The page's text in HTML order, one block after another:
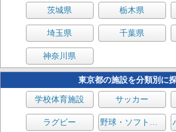
茨城県 栃木県
埼玉県 千葉県
神奈川県
東京都の施設を分類別に
学校体育施設 サッカー
ラグビー 野球・ソフトボール